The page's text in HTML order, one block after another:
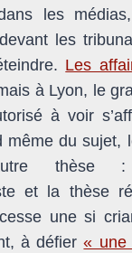
les
les
Les
à Lyon, le
à voir
même du sujet,
thèse
et la thèse
une si
à défier« une